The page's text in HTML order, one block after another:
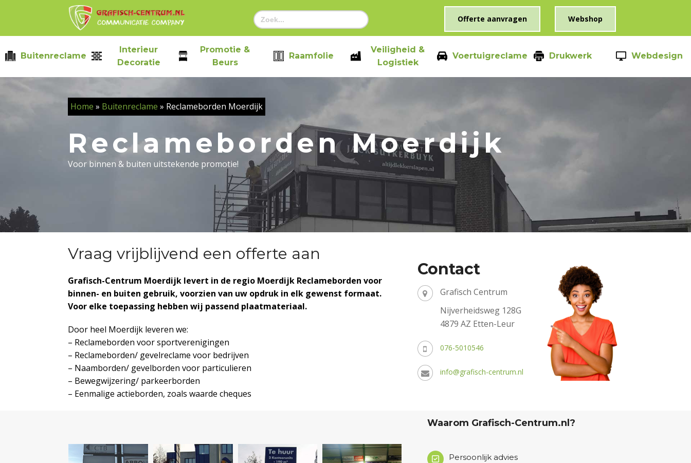
Offerte aanvragen Webshop
Zoek
naar:
Buitenreclame
Interieur
Decoratie
Promotie &
Beurs
Raamfolie
Veiligheid &
Logistiek
Voertuigreclame Drukwerk Webdesign
Home » Buitenreclame » Reclameborden Moerdijk
Reclameborden Moerdijk
Voor binnen & buiten uitstekende promotie!
Vraag vrijblijvend een offerte aan
Grafisch-Centrum Moerdijk levert in de regio Moerdijk Reclameborden voor
binnen- en buiten gebruik, voorzien van uw opdruk in elk gewenst formaat.
Voor elke toepassing hebben wij passend plaatmateriaal.
Door heel Moerdijk leveren we:
– Reclameborden voor sportverenigingen
– Reclameborden/ gevelreclame voor bedrijven
– Naamborden/ gevelborden voor particulieren
– Bewegwijzering/ parkeerborden
– Eenmalige actieborden, zoals waarde cheques
Contact
Grafisch Centrum
Nijverheidsweg 128G
4879 AZ Etten-Leur
076-5010546
info@grafisch-centrum.nl
Waarom Grafisch-Centrum.nl?
Persoonlijk advies